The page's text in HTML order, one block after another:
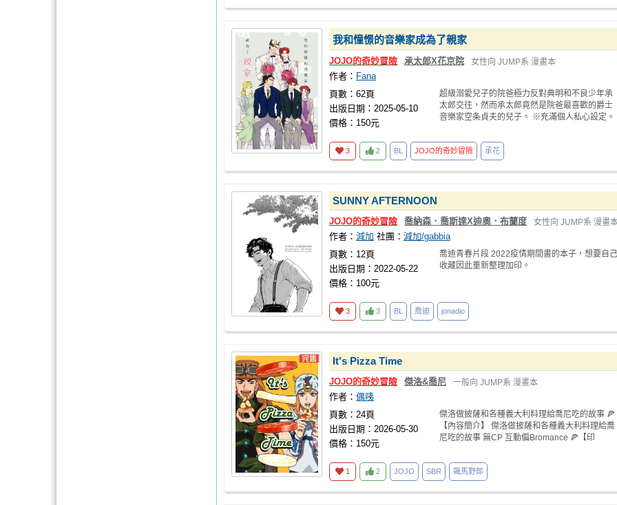
我和憧憬的音樂家成為了親家
JOJO的奇妙冒險 承太郎X花京院 女性向 JUMP系 漫畫本
作者： Fana
頁數：62頁
出版日期：2025-05-10
價格：150元
超級溺愛兒子的院爸極力反對典明和不良少年承
太郎交往，然而承太郎竟然是院爸最喜歡的爵士
音樂家空条貞夫的兒子。 ※充滿個人私心設定。
3 2 BL JOJO的奇妙冒險 承花
SUNNY AFTERNOON
JOJO的奇妙冒險 喬納森．喬斯達X迪奧．布蘭度 女性向 JUMP系 漫畫
作者： 減加 社團： 減加/gabbia
頁數：12頁
出版日期：2022-05-22
價格：100元
喬迪青春片段 2022疫情期間畫的本子，想要自己
收藏因此重新整理加印。
3 3 BL 喬迪 jonadio
It's Pizza Time
JOJO的奇妙冒險 傑洛&喬尼 一般向 JUMP系 漫畫本
作者： 偶咦
頁數：24頁
出版日期：2026-05-30
價格：150元
傑洛做披薩和各種義大利料理給喬尼吃的故事 🍕
【內容簡介】 傑洛做披薩和各種義大利料理給喬
尼吃的故事 無CP 互動偏Bromance 🍕【印
1 2 JOJO SBR 飆馬野郎